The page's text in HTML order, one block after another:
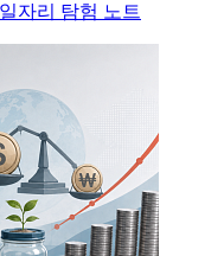
자리 탐험 노트